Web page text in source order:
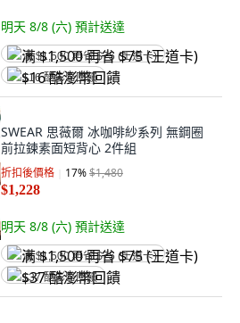
明天 8/8 (六) 預計送達
满 $1,500 再省 $75 (王道卡)
$16 酷澎幣回饋
SWEAR 思薇爾 冰咖啡紗系列 無鋼圈
前拉鍊素面短背心 2件組
折扣後價格 17%$1,480
$1,228
明天 8/8 (六) 預計送達
满 $1,500 再省 $75 (王道卡)
$37 酷澎幣回饋